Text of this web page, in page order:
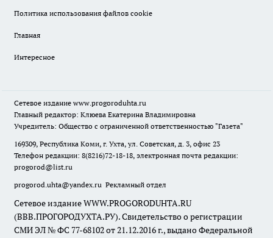
Политика использования файлов cookie
Главная
Интересное
Сетевое издание www.progoroduhta.ru
Главный редактор: Клюева Екатерина Владимировна
Учредитель: Общество с ограниченной ответственностью "Газета"
169309, Республика Коми, г. Ухта, ул. Советская, д. 3, офис 23
Телефон редакции: 8(8216)72-18-18, электронная почта редакции:
progorod@list.ru
progorod.uhta@yandex.ru Рекламный отдел
Сетевое издание WWW.PROGORODUHTA.RU
(ВВВ.ПРОГОРОДУХТА.РУ). Свидетельство о регистрации
СМИ ЭЛ № ФС 77-68102 от 21.12.2016 г., выдано Федеральной